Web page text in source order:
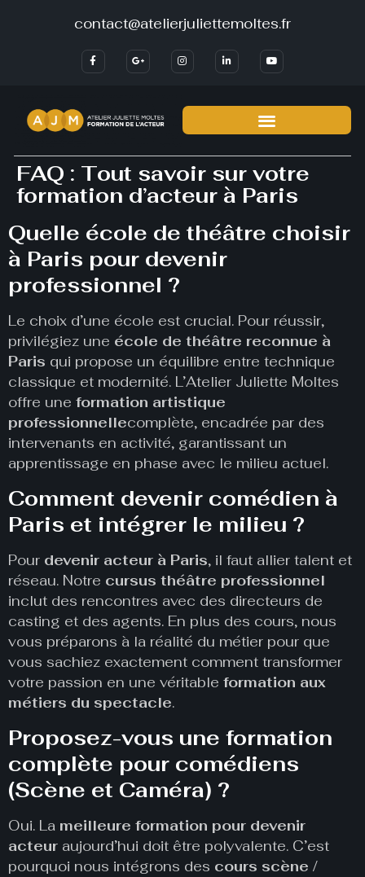
contact@atelierjuliettemoltes.fr
20 59 58
FAQ : Tout savoir sur votre
formation d’acteur à Paris
Quelle école de théâtre choisir
à Paris pour devenir
professionnel ?
Le choix d’une école est crucial. Pour réussir,
privilégiez une école de théâtre reconnue à
Paris qui propose un équilibre entre technique
classique et modernité. L’Atelier Juliette Moltes
offre une formation artistique
professionnellecomplète, encadrée par des
intervenants en activité, garantissant un
apprentissage en phase avec le milieu actuel.
Comment devenir comédien à
Paris et intégrer le milieu ?
Pour devenir acteur à Paris, il faut allier talent et
réseau. Notre cursus théâtre professionnel
inclut des rencontres avec des directeurs de
casting et des agents. En plus des cours, nous
vous préparons à la réalité du métier pour que
vous sachiez exactement comment transformer
votre passion en une véritable formation aux
métiers du spectacle.
Proposez-vous une formation
complète pour comédiens
(Scène et Caméra) ?
Oui. La meilleure formation pour devenir
acteur aujourd’hui doit être polyvalente. C’est
pourquoi nous intégrons des cours scène /